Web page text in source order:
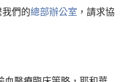
們的總部辦公室 ，請求協